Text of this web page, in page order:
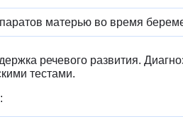
матерью во время
речевого развития.
тестами.